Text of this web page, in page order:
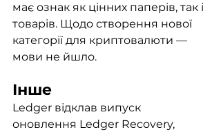
має ознак як цінних паперів, так і
товарів. Щодо створення нової
категорії для криптовалюти —
мови не йшло.
Інше
Ledger відклав випуск
оновлення Ledger Recovery,